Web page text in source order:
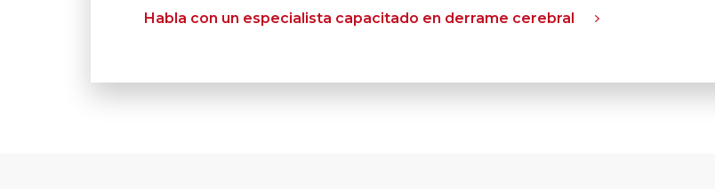
Habla con un especialista capacitado en derrame cerebral